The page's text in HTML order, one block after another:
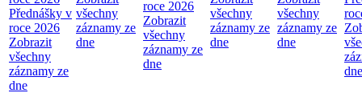
Přednášky v
roce 2026
Zobrazit
všechny
záznamy ze
dne
všechny
záznamy ze
dne
roce 2026
Zobrazit
všechny
záznamy ze
dne
všechny
záznamy ze
dne
všechny
záznamy ze
dne
dne